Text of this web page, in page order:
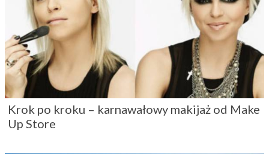
Krok po kroku – karnawałowy makijaż od Make
Up Store